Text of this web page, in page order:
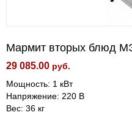
Мармит вторых блюд
29 085.00 руб.
Мощность: 1 кВт
Напряжение: 220 В
Вес: 36 кг